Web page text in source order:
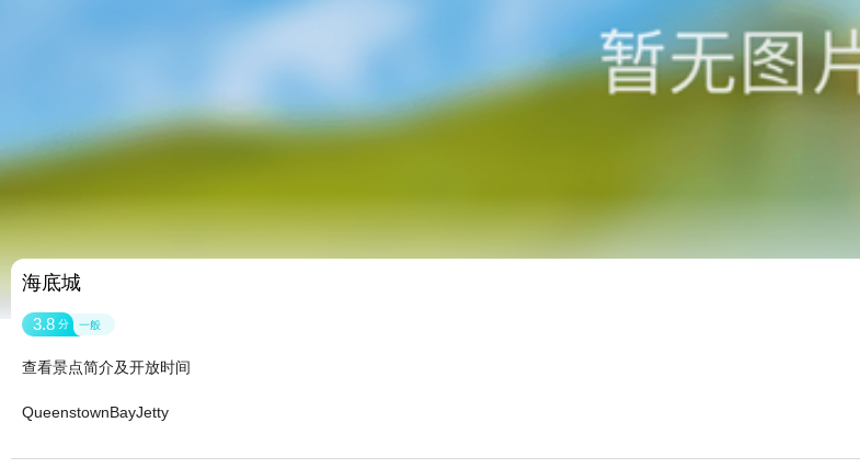
海底城
3.8 分 一般
查看景点简介及开放时间
QueenstownBayJetty